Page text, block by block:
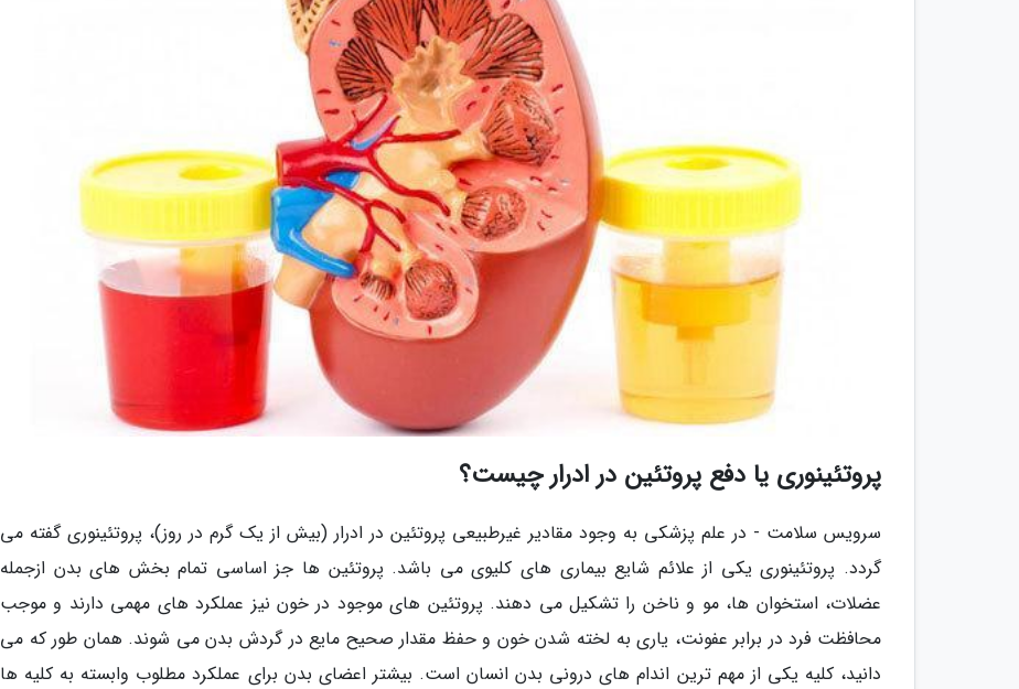
پروتئینوری یا دفع پروتئین در ادرار چیست؟
سرویس سلامت - در علم پزشکی به وجود مقادیر غیرطبیعی پروتئین در ادرار (بیش از یک گرم در روز)، پروتئینوری گفته می
گردد. پروتئینوری یکی از علائم شایع بیماری های کلیوی می باشد. پروتئین ها جز اساسی تمام بخش های بدن ازجمله
عضلات، استخوان ها، مو و ناخن را تشکیل می دهند. پروتئین های موجود در خون نیز عملکرد های مهمی دارند و موجب
محافظت فرد در برابر عفونت، یاری به لخته شدن خون و حفظ مقدار صحیح مایع در گردش بدن می شوند. همان طور که می
دانید، کلیه یکی از مهم ترین اندام های درونی بدن انسان است. بیشتر اعضای بدن برای عملکرد مطلوب وابسته به کلیه ها